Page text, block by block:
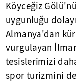
Köyceğiz
uygunluğu
Almanya'dan
vurgulayan
tesislerimizi
spor turizmini